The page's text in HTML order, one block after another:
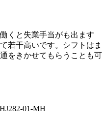
くと失業手当がも出ます
若干高いです。シフトはま
をきかせてもらうことも可
01-MH